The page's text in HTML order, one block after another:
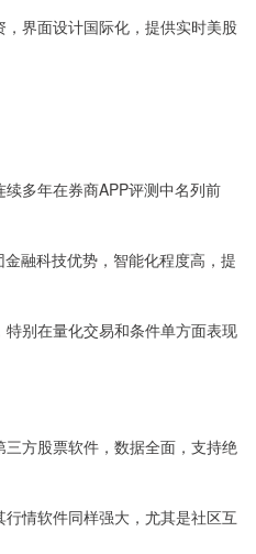
界面设计国际化，提供实时美股
多年在券商APP评测中名列前
融科技优势，智能化程度高，提
别在量化交易和条件单方面表现
方股票软件，数据全面，支持绝
情软件同样强大，尤其是社区互